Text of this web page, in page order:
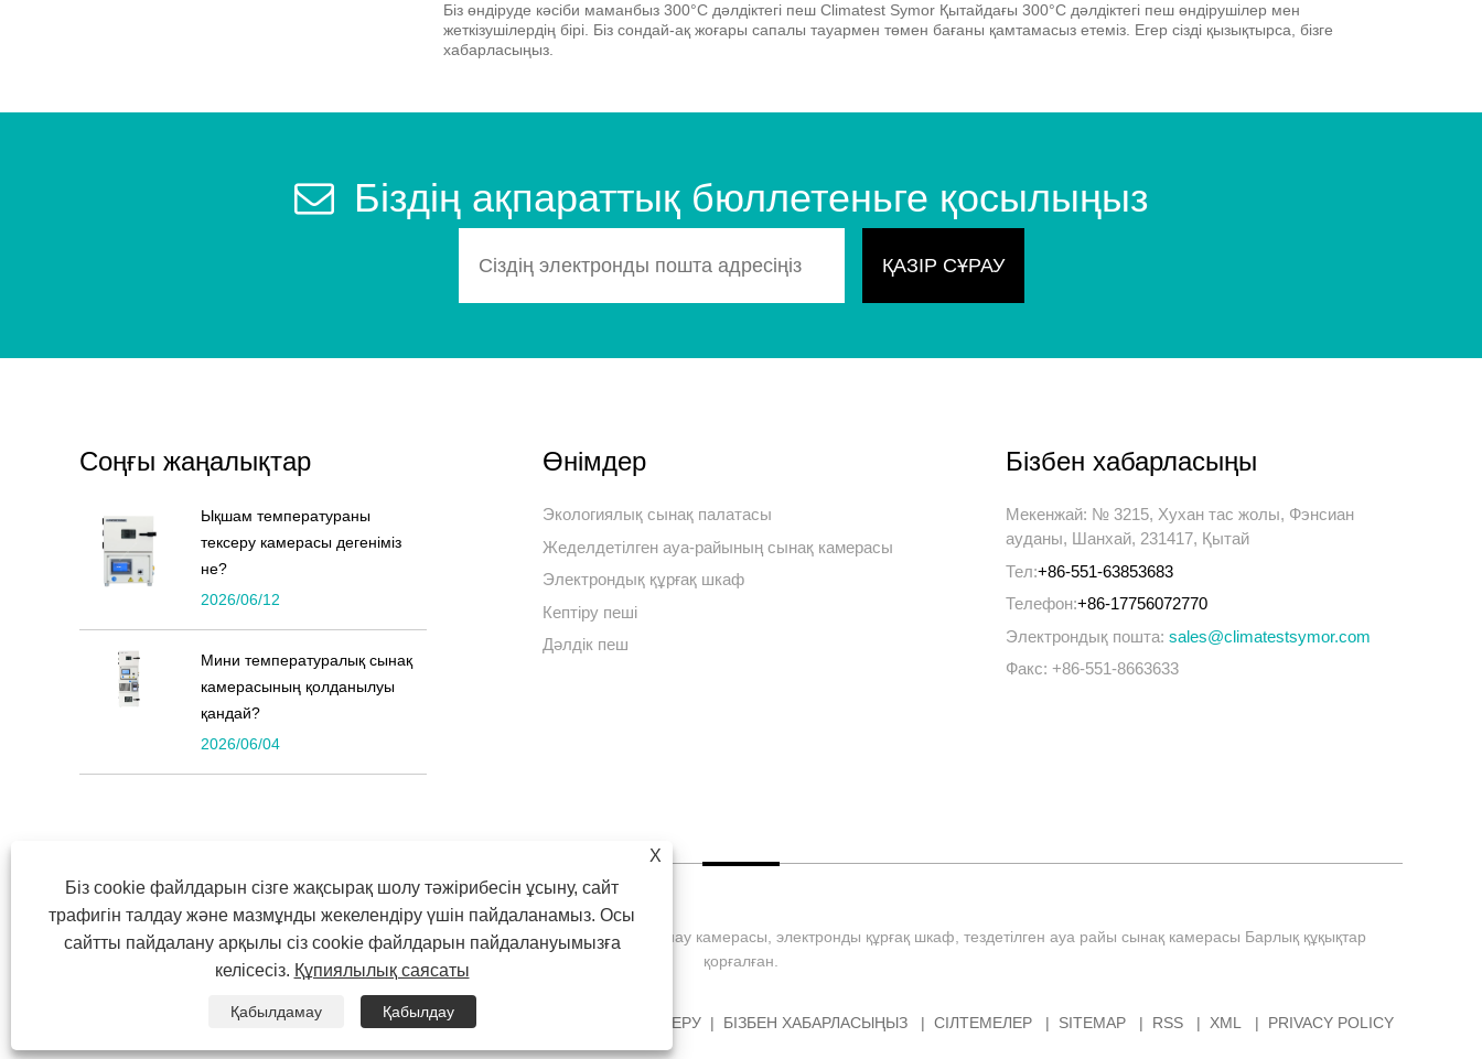
Біз өндіруде кәсіби маманбыз 300°C дәлдіктегі пеш Climatest Symor Қытайдағы 300°C дәлдіктегі пеш өндірушілер мен
жеткізушілердің бірі. Біз сондай-ақ жоғары сапалы тауармен төмен бағаны қамтамасыз етеміз. Егер сізді қызықтырса, бізге
хабарласыңыз.
Біздің ақпараттық бюллетеньге қосылыңыз
Соңғы жаңалықтар
Ықшам температураны
тексеру камерасы дегеніміз
не?
2026/06/12
Мини температуралық сынақ
камерасының қолданылуы
қандай?
2026/06/04
Өнімдер
Экологиялық сынақ палатасы
Жеделдетілген ауа-райының сынақ камерасы
Электрондық құрғақ шкаф
Кептіру пеші
Дәлдік пеш
Бізбен хабарласыңы
Мекенжай: № 3215, Хухан тас жолы, Фэнсиан
ауданы, Шанхай, 231417, Қытай
Тел:+86-551-63853683
Телефон:+86-17756072770
Электрондық пошта: sales@climatestsymor.com
Факс: +86-551-8663633
Copyright © 2022 Symor Instrument Equipment Co., Ltd. Қоршаған ортаны сынау камерасы, электронды құрғақ шкаф, тездетілген ауа райы сынақ камерасы Барлық құқықтар
қорғалған.
ӨНІМДЕР ЖАҢАЛЫҚТАР ЖҮКТЕП АЛУ СҰРАУ ЖІБЕРУ БІЗБЕН ХАБАРЛАСЫҢЫЗ СІЛТЕМЕЛЕР SITEMAP RSS XML PRIVACY POLICY
X
Біз cookie файлдарын сізге жақсырақ шолу тәжірибесін ұсыну, сайт
трафигін талдау және мазмұнды жекелендіру үшін пайдаланамыз. Осы
сайтты пайдалану арқылы сіз cookie файлдарын пайдалануымызға
келісесіз. Құпиялылық саясаты
Қабылдамау Қабылдау